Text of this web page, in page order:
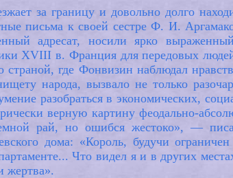
за границу и довольно долго
письма к своей сестре Ф. И.
адресат, носили ярко
XVIII в. Франция для передовых
страной, где Фонвизин наблюдал
народа, вызвало не только
разобраться в экономических,
верную картину феодально-
рай, но ошибся жестоко», —
дома: «Король, будучи
Что видел я и в других
жертва».